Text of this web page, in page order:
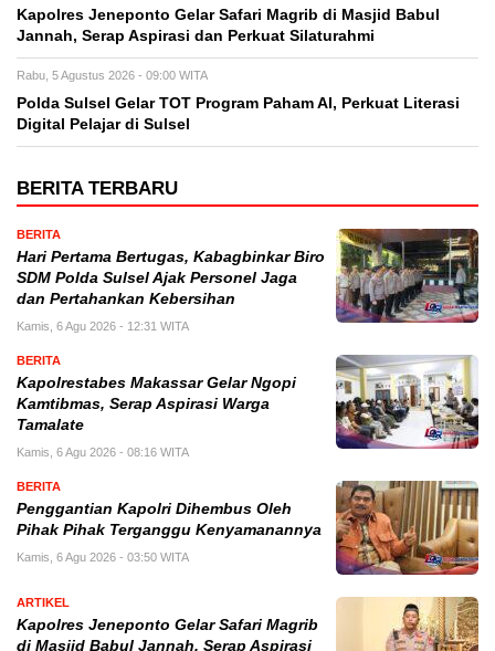
Kapolres Jeneponto Gelar Safari Magrib di Masjid Babul
Jannah, Serap Aspirasi dan Perkuat Silaturahmi
Rabu, 5 Agustus 2026 - 09:00 WITA
Polda Sulsel Gelar TOT Program Paham AI, Perkuat Literasi
Digital Pelajar di Sulsel
BERITA TERBARU
BERITA
Hari Pertama Bertugas, Kabagbinkar Biro
SDM Polda Sulsel Ajak Personel Jaga
dan Pertahankan Kebersihan
Kamis, 6 Agu 2026 - 12:31 WITA
BERITA
Kapolrestabes Makassar Gelar Ngopi
Kamtibmas, Serap Aspirasi Warga
Tamalate
Kamis, 6 Agu 2026 - 08:16 WITA
BERITA
Penggantian Kapolri Dihembus Oleh
Pihak Pihak Terganggu Kenyamanannya
Kamis, 6 Agu 2026 - 03:50 WITA
ARTIKEL
Kapolres Jeneponto Gelar Safari Magrib
di Masjid Babul Jannah, Serap Aspirasi